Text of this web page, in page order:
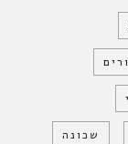
שכונה